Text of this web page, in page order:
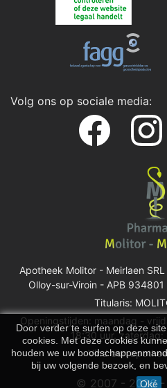
Door verder te surfen op deze
cookies. Met deze cookies
houden we uw
bij uw volgende bezoek, en
Oké
Volg ons op sociale media:
Apotheek Molitor - Meirlaen
Olloy-sur-Viroin - APB
Titularis:
Openingstijden: maandag -
18:30 uur,
Vind een
© 2007 - 2026 -